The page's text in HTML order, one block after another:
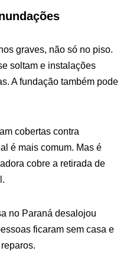
graves, não só no piso.
soltam e instalações
A fundação também pode
cobertas contra
é mais comum. Mas é
cobre a retirada de
no Paraná desalojou
ficaram sem casa e